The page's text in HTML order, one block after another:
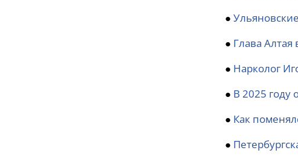
●
● Глава
● Нарколог
● В 2025 году
● Как
●